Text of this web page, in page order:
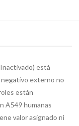
está
externo no
están
A549 humanas
valor asignado ni